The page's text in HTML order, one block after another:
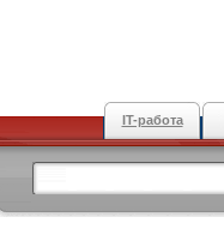
IT-работа